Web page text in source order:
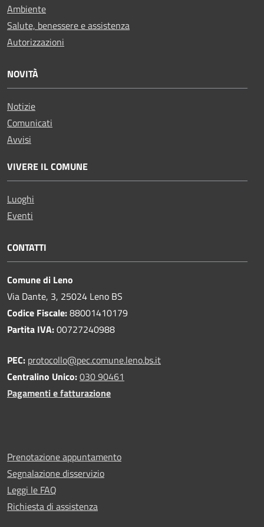
Ambiente
Salute, benessere e assistenza
Autorizzazioni
NOVITÀ
Notizie
Comunicati
Avvisi
VIVERE IL COMUNE
Luoghi
Eventi
CONTATTI
Comune di Leno
Via Dante, 3, 25024 Leno BS
Codice Fiscale:88001410179
Partita IVA:00727240988
PEC: protocollo@pec.comune.leno.bs.it
Centralino Unico:030 90461
Pagamenti e fatturazione
Prenotazione appuntamento
Segnalazione disservizio
Leggi le FAQ
Richiesta di assistenza